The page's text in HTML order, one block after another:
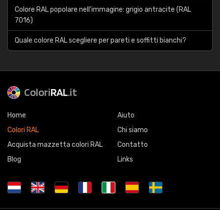
Colore RAL popolare nell'immagine: grigio antracite (RAL
7016)
Quale colore RAL scegliere per pareti e soffitti bianchi?
ColoriRAL.it
Home
Colori RAL
Acquista mazzetta colori RAL
Blog
Aiuto
Chi siamo
Contatto
Links